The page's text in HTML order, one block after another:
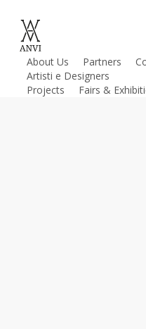
main
contentAbout Us Partners
Artisti e Designers
Projects
Fairs &